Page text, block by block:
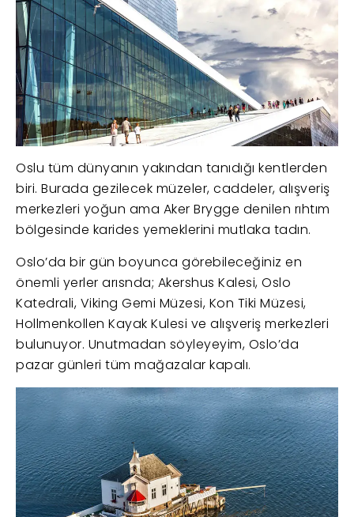
Oslu tüm dünyanın yakından tanıdığı kentlerden
biri. Burada gezilecek müzeler, caddeler, alışveriş
merkezleri yoğun ama Aker Brygge denilen rıhtım
bölgesinde karides yemeklerini mutlaka tadın.
Oslo’da bir gün boyunca görebileceğiniz en
önemli yerler arısnda; Akershus Kalesi, Oslo
Katedrali, Viking Gemi Müzesi, Kon Tiki Müzesi,
Hollmenkollen Kayak Kulesi ve alışveriş merkezleri
bulunuyor. Unutmadan söyleyeyim, Oslo’da
pazar günleri tüm mağazalar kapalı.